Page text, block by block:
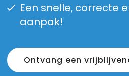
Een snelle, correcte
aanpak!
Ontvang een